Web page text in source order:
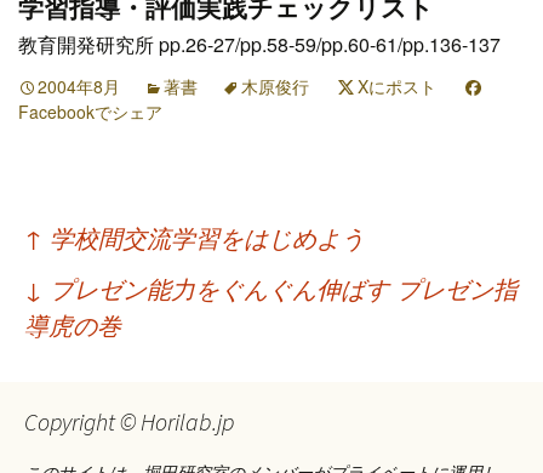
へ
ス
ッ
学習指導・評価実践チェックリスト
教育開発研究所 pp.26-27/pp.58-59/pp.60-61/pp.136-137
2004年8月 著書 木原俊行
Xにポスト
Facebookでシェア
投
ナ
ー
↑ 学校間交流学習をはじめよう
↓ プレゼン能力をぐんぐん伸ばす プレゼン指
導虎の巻
Copyright © Horilab.jp